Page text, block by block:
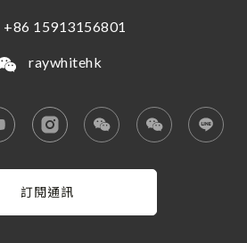
+86 15913156801
raywhitehk
訂閱通訊